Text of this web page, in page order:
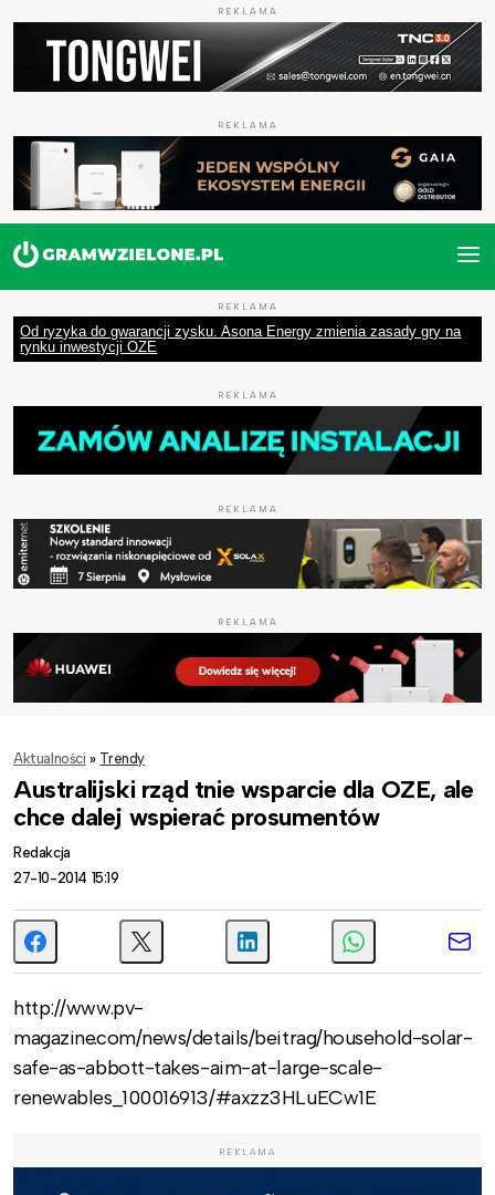
REKLAMA
REKLAMA
REKLAMA
Od ryzyka do gwarancji zysku. Asona Energy zmienia zasady gry na
rynku inwestycji OZE
REKLAMA
REKLAMA
REKLAMA
Aktualności » Trendy
Australijski rząd tnie wsparcie dla OZE, ale
chce dalej wspierać prosumentów
Redakcja
27-10-2014 15:19
http://www.pv-
magazine.com/news/details/beitrag/household-solar-
safe-as-abbott-takes-aim-at-large-scale-
renewables_100016913/#axzz3HLuECw1E
REKLAMA